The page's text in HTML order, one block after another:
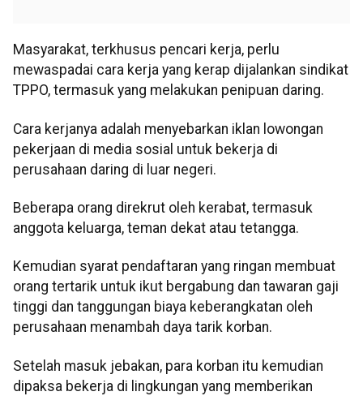
Masyarakat, terkhusus pencari kerja, perlu
mewaspadai cara kerja yang kerap dijalankan sindikat
TPPO, termasuk yang melakukan penipuan daring.
Cara kerjanya adalah menyebarkan iklan lowongan
pekerjaan di media sosial untuk bekerja di
perusahaan daring di luar negeri.
Beberapa orang direkrut oleh kerabat, termasuk
anggota keluarga, teman dekat atau tetangga.
Kemudian syarat pendaftaran yang ringan membuat
orang tertarik untuk ikut bergabung dan tawaran gaji
tinggi dan tanggungan biaya keberangkatan oleh
perusahaan menambah daya tarik korban.
Setelah masuk jebakan, para korban itu kemudian
dipaksa bekerja di lingkungan yang memberikan